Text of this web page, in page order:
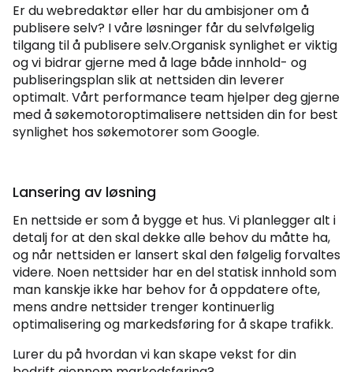
Er du webredaktør eller har du ambisjoner om å
publisere selv? I våre løsninger får du selvfølgelig
tilgang til å publisere selv.Organisk synlighet er viktig
og vi bidrar gjerne med å lage både innhold- og
publiseringsplan slik at nettsiden din leverer
optimalt. Vårt performance team hjelper deg gjerne
med å søkemotoroptimalisere nettsiden din for best
synlighet hos søkemotorer som Google.
Lansering av løsning
En nettside er som å bygge et hus. Vi planlegger alt i
detalj for at den skal dekke alle behov du måtte ha,
og når nettsiden er lansert skal den følgelig forvaltes
videre. Noen nettsider har en del statisk innhold som
man kanskje ikke har behov for å oppdatere ofte,
mens andre nettsider trenger kontinuerlig
optimalisering og markedsføring for å skape trafikk.
Lurer du på hvordan vi kan skape vekst for din